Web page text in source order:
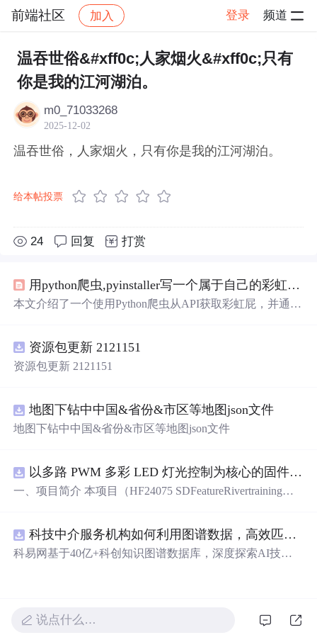
前端社区 加入 登录 频道
社区 前端社区 感慨 帖子详情
温吞世俗&#xff0c;人家烟火&#xff0c;只有
你是我的江河湖泊。
m0_71033268
2025-12-02
温吞世俗，人家烟火，只有你是我的江河湖泊。
给本帖投票
24 回复 打赏
用python爬虫,pyinstaller写一个属于自己的彩虹屁生成器！（链接在文末自取）
本文介绍了一个使用Python爬虫从API获取彩虹屁，并通过
资源包更新 2121151
资源包更新 2121151
地图下钻中中国&省份&市区等地图json文件
地图下钻中中国&省份&市区等地图json文件
以多路 PWM 多彩 LED 灯光控制为核心的固件方案，基于 PADAUK PMS 系列单片机
一、项目简介 本项目（HF24075 SDFeatureRivertraining）
等多色 LED 进行独立 PWM 调光，实现呼吸、渐变、流水
等细腻灯光效果，并支持按键切换与传感器交互。其 PW
手、毕业设计、课程设计、创业售卖、实操实训，突出实
科技中介服务机构如何利用图谱数据，高效匹配供需双方并提升合作成功率？.docx
科易网基于40亿+科创知识图谱数据库，深度探索AI技术
智能化发展。
说点什么…